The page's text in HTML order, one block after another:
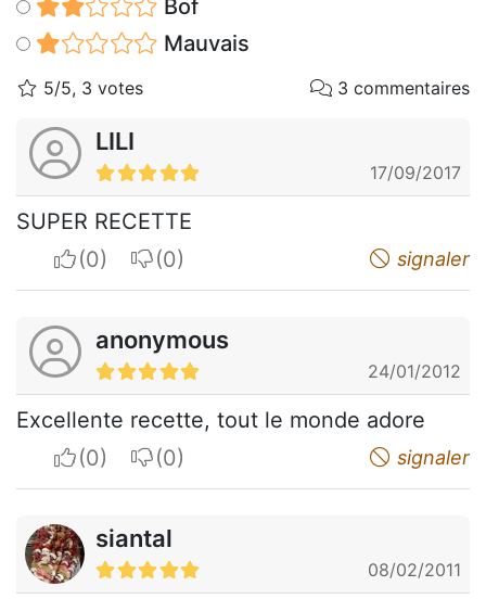
Bof
Mauvais
5/5, 3 votes 3 commentaires
LILI
17/09/2017
SUPER RECETTE
I apreciateI do not appreciate signaler
anonymous
24/01/2012
Excellente recette, tout le monde adore
I apreciateI do not appreciate signaler
siantal
08/02/2011